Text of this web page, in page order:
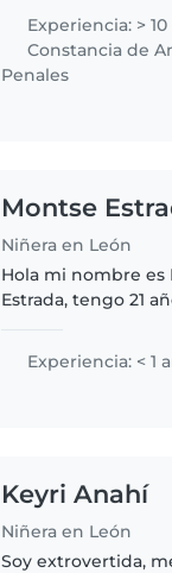
interactuar con
de escuela, en cto a bb soy muy
responsable en
trabajado..
Experiencia: >
Constancia de
Penales
Montse
Niñera en León
Hola mi nombre es
Estrada, tengo 21 años y me
una persona
amable y paciente.
Experiencia: < 1
Keyri Anahí
Niñera en León
Soy extrovertida,